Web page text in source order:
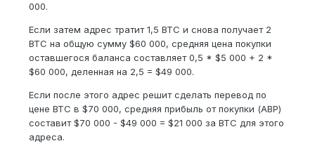
000.
Если затем адрес тратит 1,5 BTC и снова получает 2
BTC на общую сумму $60 000, средняя цена покупки
оставшегося баланса составляет 0,5 * $5 000 + 2 *
$60 000, деленная на 2,5 = $49 000.
Если после этого адрес решит сделать перевод по
цене BTC в $70 000, средняя прибыль от покупки (ABP)
составит $70 000 - $49 000 = $21 000 за BTC для этого
адреса.